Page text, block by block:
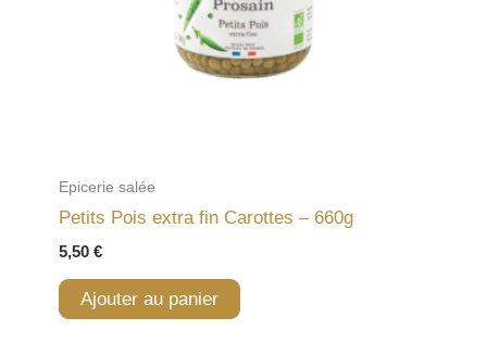
Epicerie salée
Petits Pois extra fin Carottes – 660g
5,50 €
Ajouter au panier